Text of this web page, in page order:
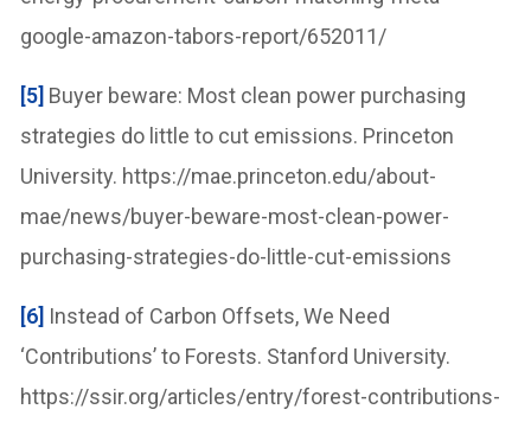
google-amazon-tabors-report/652011/
[5] Buyer beware: Most clean power purchasing
strategies do little to cut emissions. Princeton
University. https://mae.princeton.edu/about-
mae/news/buyer-beware-most-clean-power-
purchasing-strategies-do-little-cut-emissions
[6] Instead of Carbon Offsets, We Need
‘Contributions’ to Forests. Stanford University.
https://ssir.org/articles/entry/forest-contributions-